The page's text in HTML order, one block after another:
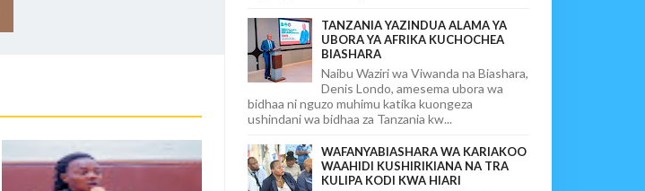
TANZANIA YAZINDUA ALAMA YA
UBORA YA AFRIKA KUCHOCHEA
BIASHARA
Naibu Waziri wa Viwanda na Biashara,
Denis Londo, amesema ubora wa
bidhaa ni nguzo muhimu katika kuongeza
ushindani wa bidhaa za Tanzania kw...
WAFANYABIASHARA WA KARIAKOO
WAAHIDI KUSHIRIKIANA NA TRA
KULIPA KODI KWA HIARI